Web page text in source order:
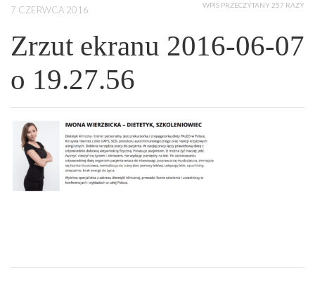
7 CZERWCA 2016 WPIS PRZECZYTANY 257 RAZY
Zrzut ekranu 2016-06-07
o 19.27.56